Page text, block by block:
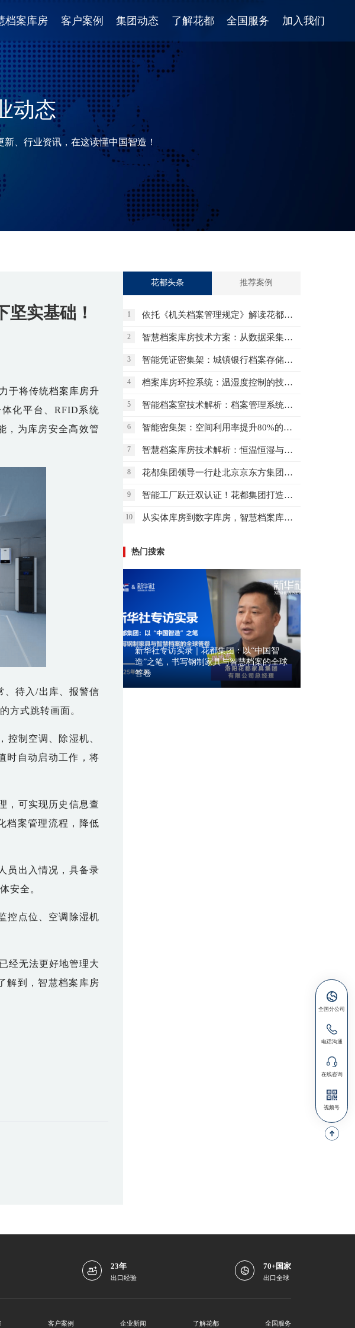
档案库房 客户案例 集团动态 了解花都 全国服务 加入我们
动态
、行业资讯，在这读懂中国智造！
实基础！
于将传统档案库房升
化平台、 RFID系统
，为库房安全高效管
、待入/出库、报警信
方式跳转画面。
控制空调、除湿机、
时自动启动工作，将
，可实现历史信息查
档案管理流程，降低
员出入情况，具备录
安全。
控点位、空调除湿机
经无法更好地管理大
解到，智慧档案库房
花都头条 推荐案例
1 依托《机关档案管理规定》解读花都智慧档案库房三大核心保障体系
2 智慧档案库房技术方案：从数据采集到异常处置的闭环设计
3 智能凭证密集架：城镇银行档案存储的合规与效率方案
4 档案库房环控系统：温湿度控制的技术标准与实施方案
5 智能档案室技术解析：档案管理系统如何打通全流程数据
6 智能密集架：空间利用率提升80%的档案存储方案
7 智慧档案库房技术解析：恒温恒湿与智能安防如何守护档案安全
8 花都集团领导一行赴北京京东方集团总部参观交流合作
9 智能工厂跃迁双认证！花都集团打造钢制家具智造标杆
10 从实体库房到数字库房，智慧档案库房正在重新改写档案管理的未来
热门搜索
新华社专访实录｜花都集团：以“中国智
造”之笔，书写钢制家具与智慧档案的全球
答卷
23年
出口经验
70+国家
出口全球
客户案例 企业新闻 了解花都 全国服务